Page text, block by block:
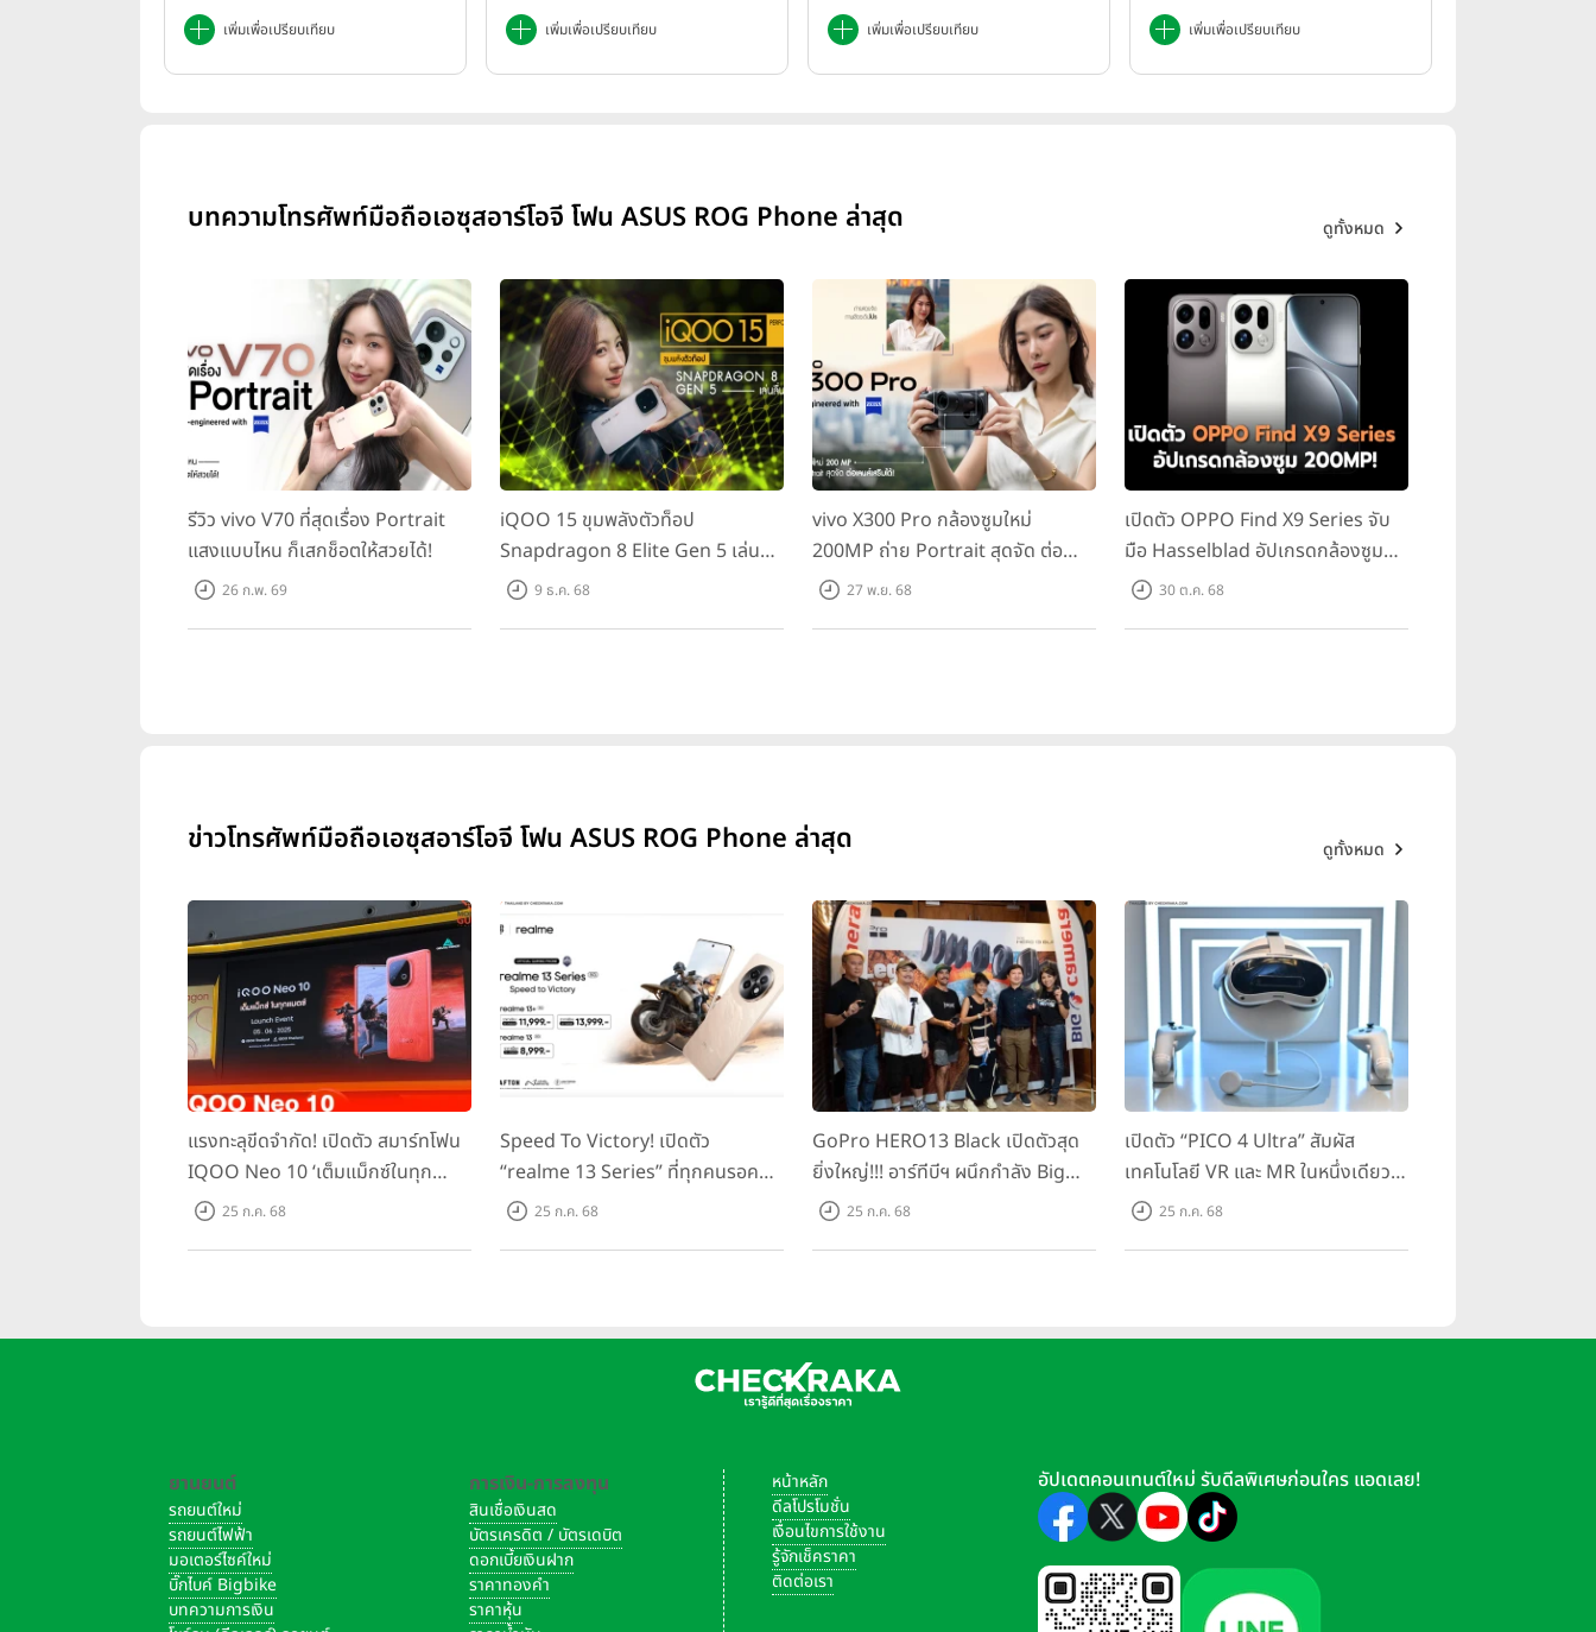
เพิ่มเพื่อเปรียบเทียบ เพิ่มเพื่อเปรียบเทียบ เพิ่มเพื่อเปรียบเทียบ เพิ่มเพื่อเปรียบเทียบ
บทความโทรศัพท์มือถือเอซุสอาร์โอจี โฟน ASUS ROG Phone ล่าสุด ดูทั้งหมด
รีวิว vivo V70 ที่สุดเรื่อง Portrait
แสงแบบไหน ก็เสกช็อตให้สวยได้!
26 ก.พ. 69
iQOO 15 ขุมพลังตัวท็อป
Snapdragon 8 Elite Gen 5 เล่นลื่น
ทุกเกม!9 ธ.ค. 68
vivo X300 Pro กล้องซูมใหม่
200MP ถ่าย Portrait สุดจัด ต่อ
เลนส์เสริมได้!
27 พ.ย. 68
เปิดตัว OPPO Find X9 Series จับ
มือ Hasselblad อัปเกรดกล้องซูม
200MP!30 ต.ค. 68
ข่าวโทรศัพท์มือถือเอซุสอาร์โอจี โฟน ASUS ROG Phone ล่าสุด ดูทั้งหมด
แรงทะลุขีดจำกัด! เปิดตัว สมาร์ทโฟน
IQOO Neo 10 ‘เต็มแม็กซ์ในทุก
แมตช์’ ในราคาเริ่มต้นเพียง 15,900
25 ก.ค. 68
Speed To Victory! เปิดตัว
“realme 13 Series” ที่ทุกคนรอคอย
อัพเกรดชิปเซ็ตตัวแรง ขึ้นแท่น
25 ก.ค. 68
GoPro HERO13 Black เปิดตัวสุด
ยิ่งใหญ่!!! อาร์ทีบีฯ ผนึกกำลัง Big
Camera และ GoPro จัดกิจกรรมสุด
25 ก.ค. 68
เปิดตัว “PICO 4 Ultra” สัมผัส
เทคโนโลยี VR และ MR ในหนึ่งเดียว
ยกระดับการทำงานและความบันเทิง
25 ก.ค. 68
ยานยนต์
รถยนต์ใหม่
รถยนต์ไฟฟ้า
มอเตอร์ไซค์ใหม่
บิ๊กไบค์ Bigbike
บทความการเงิน
การเงิน-การลงทุน
สินเชื่อเงินสด
บัตรเครดิต / บัตรเดบิต
ดอกเบี้ยเงินฝาก
ราคาทองคำ
ราคาหุ้น
หน้าหลัก
ดีลโปรโมชั่น
เงื่อนไขการใช้งาน
รู้จักเช็คราคา
ติดต่อเรา
อัปเดตคอนเทนต์ใหม่ รับดีลพิเศษก่อนใคร แอดเลย!